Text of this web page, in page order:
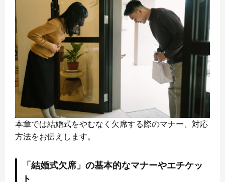
本章では結婚式をやむなく欠席する際のマナー、対応
方法をお伝えします。
「結婚式欠席」の基本的なマナーやエチケッ
ト